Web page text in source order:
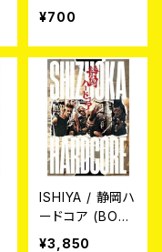
¥700
ISHIYA / 静岡ハ
ードコア (BOO
K)
¥3,850